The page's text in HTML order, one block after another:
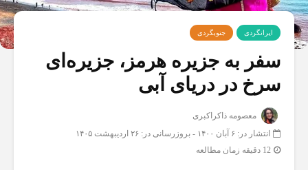
ایرانگردی جنوبگردی
سفر به جزیره هرمز، جزیره‌ای
سرخ در دریای آبی
معصومه ذاکراکبری
انتشار در: ۶ آبان ۱۴۰۰
- بروزرسانی در: ۲۶ اردیبهشت ۱۴۰۵
12 دقیقه زمان مطالعه